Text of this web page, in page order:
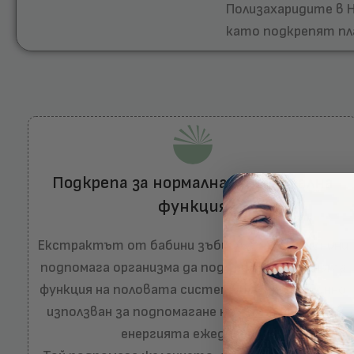
Полизахаридите в
като подкрепят
Подкрепа за нормалната сексуална
функция
Екстрактът от бабини зъби със 45% сапонини
подпомага организма да поддържа нормалната
функция на половата система и е традиционно
използван за подпомагане на жизнеността и
енергията ежедневно.